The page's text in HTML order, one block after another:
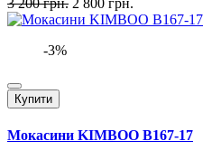
3 200 грн. 2 800 грн.
-3%
Купити
Мокасини KIMBOO B167-17